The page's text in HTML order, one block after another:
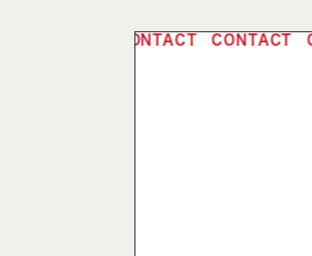
CONTACT CONTACT CONTACT